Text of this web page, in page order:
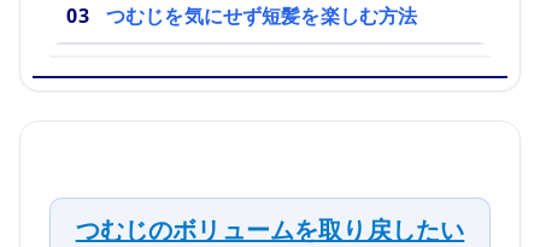
つむじを気にせず短髪を楽しむ方法
つむじのボリュームを取り戻したい